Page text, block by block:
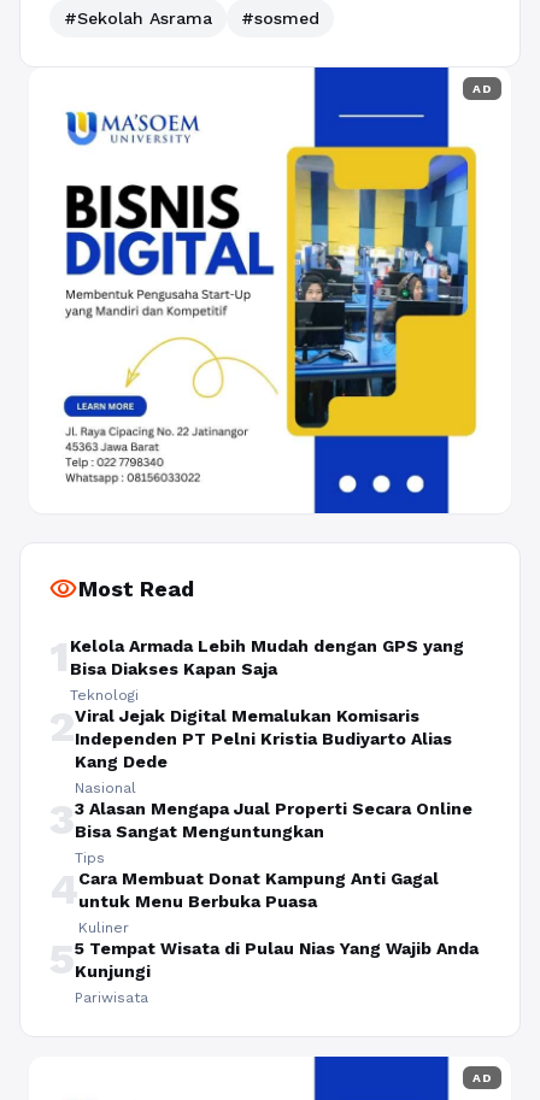
#Sekolah Asrama
#sosmed
AD
visibilityMost Read
1 Kelola Armada Lebih Mudah dengan GPS yang
Bisa Diakses Kapan Saja
Teknologi
2Viral Jejak Digital Memalukan Komisaris
Independen PT Pelni Kristia Budiyarto Alias
Kang Dede
Nasional
33 Alasan Mengapa Jual Properti Secara Online
Bisa Sangat Menguntungkan
Tips
4Cara Membuat Donat Kampung Anti Gagal
untuk Menu Berbuka Puasa
Kuliner
55 Tempat Wisata di Pulau Nias Yang Wajib Anda
Kunjungi
Pariwisata
AD